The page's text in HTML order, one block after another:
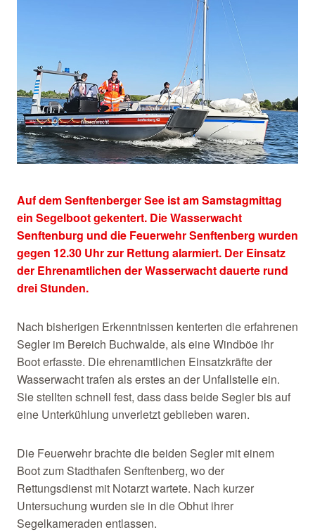
Auf dem Senftenberger See ist am Samstagmittag
ein Segelboot gekentert. Die Wasserwacht
Senftenburg und die Feuerwehr Senftenberg wurden
gegen 12.30 Uhr zur Rettung alarmiert. Der Einsatz
der Ehrenamtlichen der Wasserwacht dauerte rund
drei Stunden.
Nach bisherigen Erkenntnissen kenterten die erfahrenen
Segler im Bereich Buchwalde, als eine Windböe ihr
Boot erfasste. Die ehrenamtlichen Einsatzkräfte der
Wasserwacht trafen als erstes an der Unfallstelle ein.
Sie stellten schnell fest, dass dass beide Segler bis auf
eine Unterkühlung unverletzt geblieben waren.
Die Feuerwehr brachte die beiden Segler mit einem
Boot zum Stadthafen Senftenberg, wo der
Rettungsdienst mit Notarzt wartete. Nach kurzer
Untersuchung wurden sie in die Obhut ihrer
Segelkameraden entlassen.